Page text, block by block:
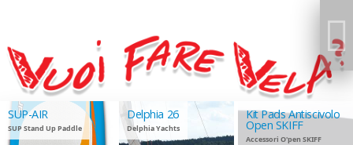
SUP-AIR
SUP Stand Up Paddle
Delphia 26
Delphia Yachts
Kit Pads Antiscivolo
Open SKIFF
Accessori O'pen SKIFF